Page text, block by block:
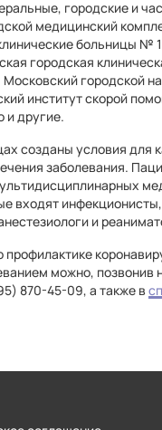
городские и
медицинский
больницы № 1
городская
городской
институт скорой
и другие.
созданы условия для
заболевания.
входят
и
профилактике
можно, позвонив
870-45-09, а также в